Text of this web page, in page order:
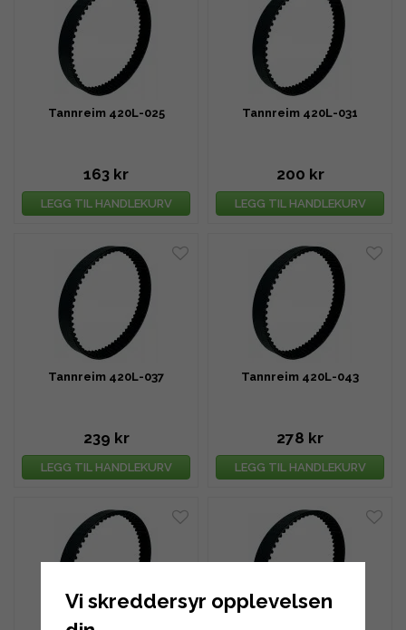
Tannreim 420L-025
163 kr
LEGG TIL HANDLEKURV
Tannreim 420L-031
200 kr
LEGG TIL HANDLEKURV
Tannreim 420L-037
239 kr
LEGG TIL HANDLEKURV
Tannreim 420L-043
278 kr
LEGG TIL HANDLEKURV
Vi skreddersyr opplevelsen